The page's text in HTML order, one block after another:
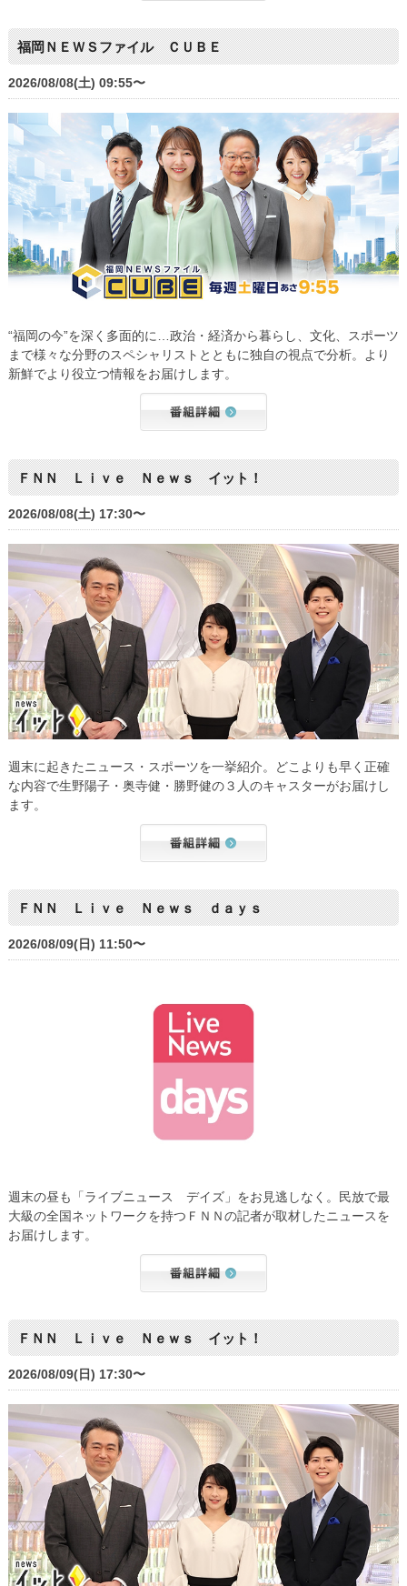
福岡ＮＥＷＳファイル ＣＵＢＥ
2026/08/08(土) 09:55〜
“福岡の今”を深く多面的に…政治・経済から暮らし、文化、スポーツ
まで様々な分野のスペシャリストとともに独自の視点で分析。より
新鮮でより役立つ情報をお届けします。
ＦＮＮ Ｌｉｖｅ Ｎｅｗｓ イット！
2026/08/08(土) 17:30〜
週末に起きたニュース・スポーツを一挙紹介。どこよりも早く正確
な内容で生野陽子・奥寺健・勝野健の３人のキャスターがお届けし
ます。
ＦＮＮ Ｌｉｖｅ Ｎｅｗｓ ｄａｙｓ
2026/08/09(日) 11:50〜
週末の昼も「ライブニュース デイズ」をお見逃しなく。民放で最
大級の全国ネットワークを持つＦＮＮの記者が取材したニュースを
お届けします。
ＦＮＮ Ｌｉｖｅ Ｎｅｗｓ イット！
2026/08/09(日) 17:30〜